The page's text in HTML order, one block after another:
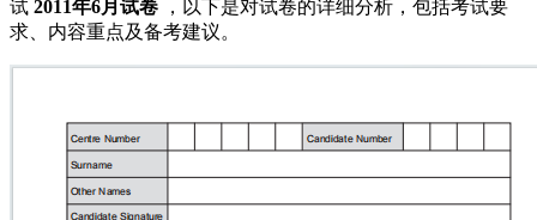
试 2011年6月试卷 ，以下是对试卷的详细分析，包括考试要
求、内容重点及备考建议。